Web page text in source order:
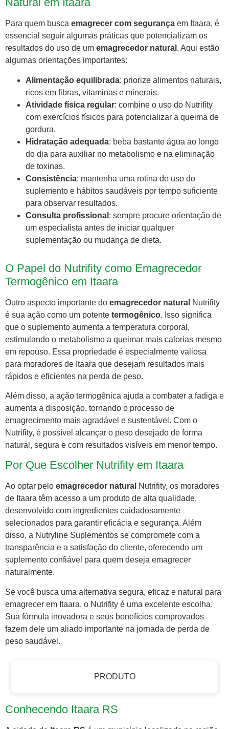
Para quem busca emagrecer com segurança em Itaara, é
essencial seguir algumas práticas que potencializam os
resultados do uso de um emagrecedor natural . Aqui estão
algumas orientações importantes:
Alimentação equilibrada: priorize alimentos naturais,
ricos em fibras, vitaminas e minerais.
Atividade física regular: combine o uso do Nutrifity
com exercícios físicos para potencializar a queima de
gordura.
Hidratação adequada: beba bastante água ao longo
do dia para auxiliar no metabolismo e na eliminação
de toxinas.
Consistência: mantenha uma rotina de uso do
suplemento e hábitos saudáveis por tempo suficiente
para observar resultados.
Consulta profissional : sempre procure orientação de
um especialista antes de iniciar qualquer
suplementação ou mudança de dieta.
O Papel do Nutrifity como Emagrecedor
Termogênico em Itaara
Outro aspecto importante do emagrecedor natural Nutrifity
é sua ação como um potente termogênico. Isso significa
que o suplemento aumenta a temperatura corporal,
estimulando o metabolismo a queimar mais calorias mesmo
em repouso. Essa propriedade é especialmente valiosa
para moradores de Itaara que desejam resultados mais
rápidos e eficientes na perda de peso.
Além disso, a ação termogênica ajuda a combater a fadiga e
aumenta a disposição, tornando o processo de
emagrecimento mais agradável e sustentável. Com o
Nutrifity, é possível alcançar o peso desejado de forma
natural, segura e com resultados visíveis em menor tempo.
Por Que Escolher Nutrifity em Itaara
Ao optar pelo emagrecedor natural Nutrifity, os moradores
de Itaara têm acesso a um produto de alta qualidade,
desenvolvido com ingredientes cuidadosamente
selecionados para garantir eficácia e segurança. Além
disso, a Nutryline Suplementos se compromete com a
transparência e a satisfação do cliente, oferecendo um
suplemento confiável para quem deseja emagrecer
naturalmente.
Se você busca uma alternativa segura, eficaz e natural para
emagrecer em Itaara, o Nutrifity é uma excelente escolha.
Sua fórmula inovadora e seus benefícios comprovados
fazem dele um aliado importante na jornada de perda de
peso saudável.
PRODUTO
Conhecendo Itaara RS